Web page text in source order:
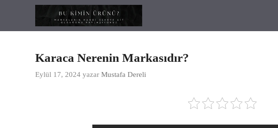
Karaca Nerenin Markasıdır?
Eylül 17, 2024 yazar Mustafa Dereli